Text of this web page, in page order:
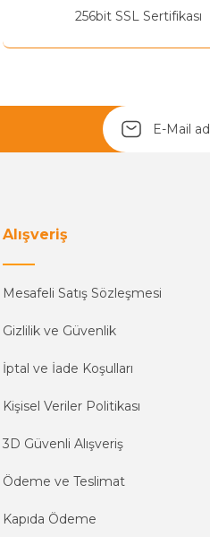
256bit SSL Sertifikası
Alışveriş
Mesafeli Satış Sözleşmesi
Gizlilik ve Güvenlik
İptal ve İade Koşulları
Kişisel Veriler Politikası
3D Güvenli Alışveriş
Ödeme ve Teslimat
Kapıda Ödeme